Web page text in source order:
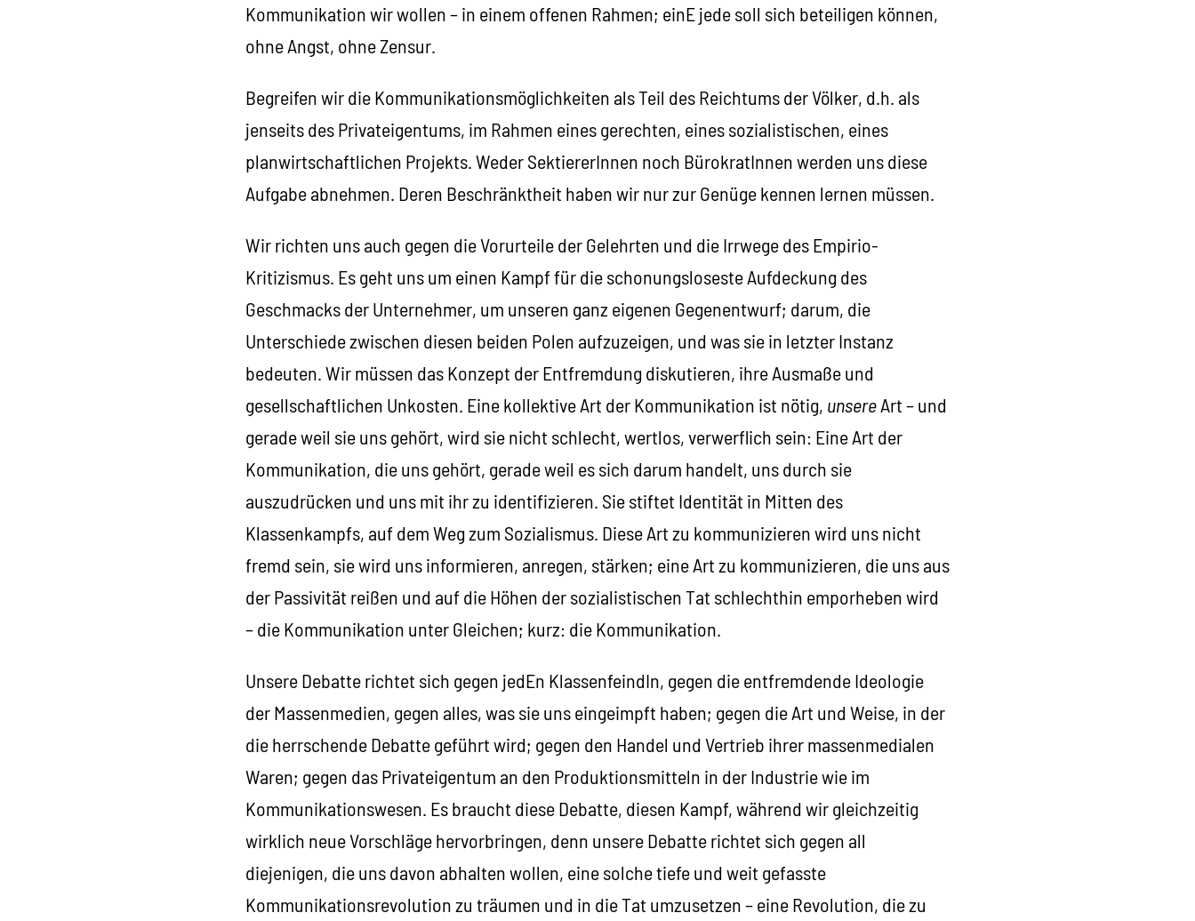
Kommunikation wir wollen – in einem offenen Rahmen; einE jede soll sich beteiligen können,
ohne Angst, ohne Zensur.
Begreifen wir die Kommunikationsmöglichkeiten als Teil des Reichtums der Völker, d.h. als
jenseits des Privateigentums, im Rahmen eines gerechten, eines sozialistischen, eines
planwirtschaftlichen Projekts. Weder SektiererInnen noch BürokratInnen werden uns diese
Aufgabe abnehmen. Deren Beschränktheit haben wir nur zur Genüge kennen lernen müssen.
Wir richten uns auch gegen die Vorurteile der Gelehrten und die Irrwege des Empirio-
Kritizismus. Es geht uns um einen Kampf für die schonungsloseste Aufdeckung des
Geschmacks der Unternehmer, um unseren ganz eigenen Gegenentwurf; darum, die
Unterschiede zwischen diesen beiden Polen aufzuzeigen, und was sie in letzter Instanz
bedeuten. Wir müssen das Konzept der Entfremdung diskutieren, ihre Ausmaße und
gesellschaftlichen Unkosten. Eine kollektive Art der Kommunikation ist nötig, unsereArt – und
gerade weil sie uns gehört, wird sie nicht schlecht, wertlos, verwerflich sein: Eine Art der
Kommunikation, die uns gehört, gerade weil es sich darum handelt, uns durch sie
auszudrücken und uns mit ihr zu identifizieren. Sie stiftet Identität in Mitten des
Klassenkampfs, auf dem Weg zum Sozialismus. Diese Art zu kommunizieren wird uns nicht
fremd sein, sie wird uns informieren, anregen, stärken; eine Art zu kommunizieren, die uns aus
der Passivität reißen und auf die Höhen der sozialistischen Tat schlechthin emporheben wird
– die Kommunikation unter Gleichen; kurz: die Kommunikation.
Unsere Debatte richtet sich gegen jedEn KlassenfeindIn, gegen die entfremdende Ideologie
der Massenmedien, gegen alles, was sie uns eingeimpft haben; gegen die Art und Weise, in der
die herrschende Debatte geführt wird; gegen den Handel und Vertrieb ihrer massenmedialen
Waren; gegen das Privateigentum an den Produktionsmitteln in der Industrie wie im
Kommunikationswesen. Es braucht diese Debatte, diesen Kampf, während wir gleichzeitig
wirklich neue Vorschläge hervorbringen, denn unsere Debatte richtet sich gegen all
diejenigen, die uns davon abhalten wollen, eine solche tiefe und weit gefasste
Kommunikationsrevolution zu träumen und in die Tat umzusetzen – eine Revolution, die zu